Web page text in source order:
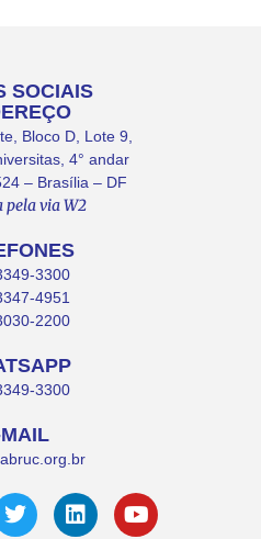
SOCIAIS
Bloco D, Lote 9,
4° andar
– Brasília – DF
via W2
3300
4951
2200
3300